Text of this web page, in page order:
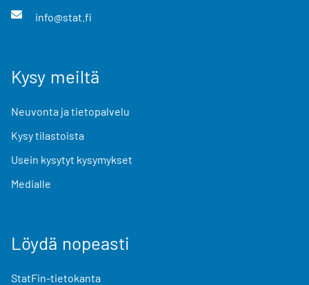
info@stat.fi
Kysy meiltä
Neuvonta ja tietopalvelu
Kysy tilastoista
Usein kysytyt kysymykset
Medialle
Löydä nopeasti
StatFin-tietokanta